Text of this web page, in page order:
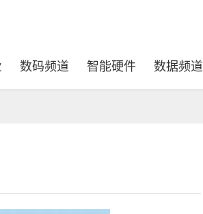
数码频道 智能硬件 数据频道